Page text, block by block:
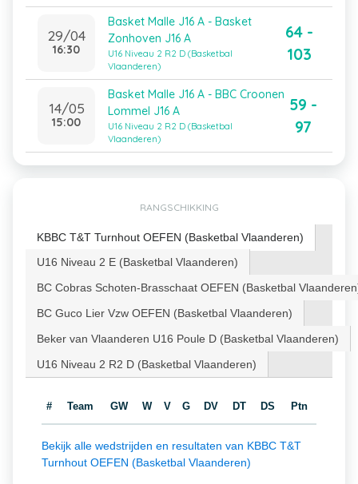
29/04
16:30
Basket Malle J16 A - Basket
Zonhoven J16 A
U16 Niveau 2 R2 D (Basketbal
Vlaanderen)
64 -
103
14/05
15:00
Basket Malle J16 A - BBC Croonen
Lommel J16 A
U16 Niveau 2 R2 D (Basketbal
Vlaanderen)
59 -
97
RANGSCHIKKING
KBBC T&T Turnhout OEFEN (Basketbal Vlaanderen)
U16 Niveau 2 E (Basketbal Vlaanderen)
BC Cobras Schoten-Brasschaat OEFEN (Basketbal
BC Guco Lier Vzw OEFEN (Basketbal Vlaanderen)
Beker van Vlaanderen U16 Poule D (Basketbal Vlaanderen)
U16 Niveau 2 R2 D (Basketbal Vlaanderen)
# Team GW W V G DV DT DS Ptn
Bekijk alle wedstrijden en resultaten van KBBC T&T
Turnhout OEFEN (Basketbal Vlaanderen)